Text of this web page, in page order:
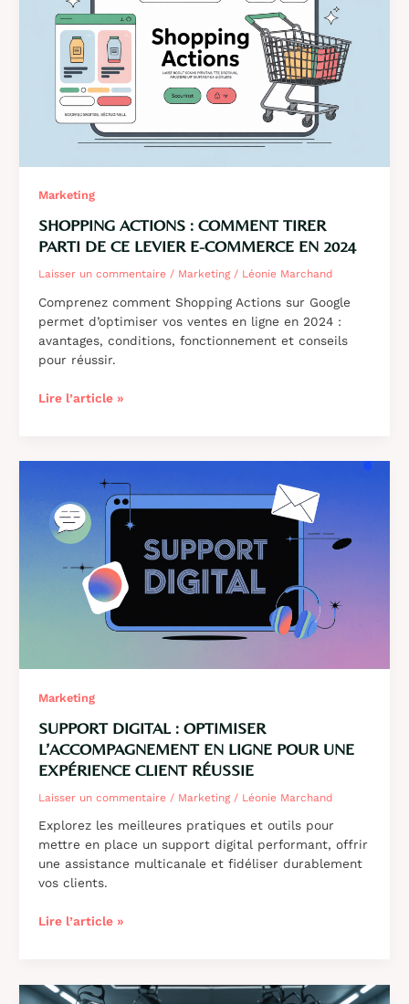
essentiels
pour
mieux
comprendre
outil
Marketing
SHOPPING ACTIONS : COMMENT TIRER
PARTI DE CE LEVIER E-COMMERCE EN 2024
Laisser un commentaire / Marketing/ Léonie Marchand
Comprenez comment Shopping Actions sur Google
permet d’optimiser vos ventes en ligne en 2024 :
avantages, conditions, fonctionnement et conseils
pour réussir.
Shopping
de
ce
levier
commerce
Lire l’article »
Marketing
SUPPORT DIGITAL : OPTIMISER
L’ACCOMPAGNEMENT EN LIGNE POUR UNE
EXPÉRIENCE CLIENT RÉUSSIE
Laisser un commentaire / Marketing/ Léonie Marchand
Explorez les meilleures pratiques et outils pour
mettre en place un support digital performant, offrir
une assistance multicanale et fidéliser durablement
vos clients.
Support
l’accompagnement
Lire l’article »